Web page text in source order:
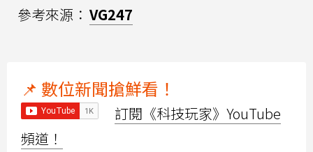
參考來源： VG247
📌 數位新聞搶鮮看！
訂閱《科技玩家》YouTube
頻道！